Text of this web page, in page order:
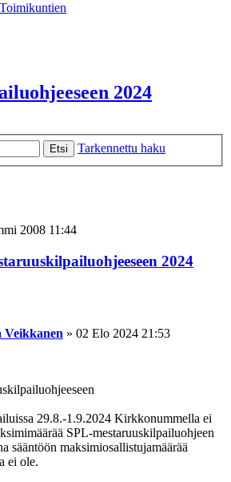
Toimikuntien
2024
Etsi
Tarkennettu haku
2008 11:44
2024
Veikkanen » 02 Elo 2024 21:53
29.8.-1.9.2024 Kirkkonummella ei
SPL-mestaruuskilpailuohjeen
sääntöön maksimiosallistujamäärää
ei ole.